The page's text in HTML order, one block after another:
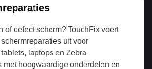
of defect scherm? TouchFix voert
uit voor
laptops en Zebra
met hoogwaardige onderdelen en